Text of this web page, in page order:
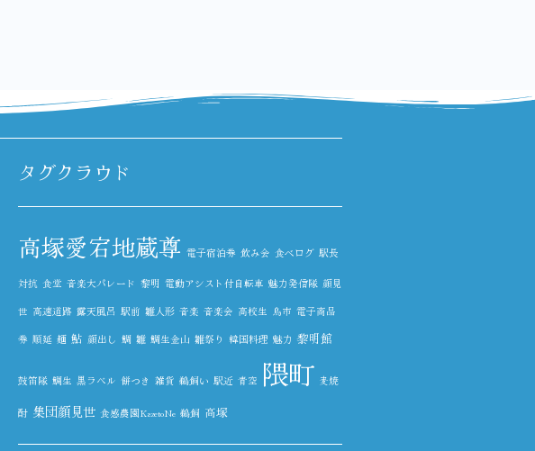
タグクラウド
高塚愛宕地蔵尊 電子宿泊券 飲み会 食べログ 駅長
対抗 食堂 音楽大パレード 黎明 電動アシスト付自転車 魅力発信隊 顔見
世 高速道路 露天風呂 駅前 雛人形 音楽 音楽会 高校生 鳥市 電子商品
券 順延 麺 鮎 顔出し 鯛 雛 鯛生金山 雛祭り 韓国料理 魅力 黎明館
鼓笛隊 鯛生 黒ラベル 餅つき 雑貨 鵜飼い 駅近 青空 隈町 麦焼
酎 集団顔見世 食感農園KazetoNe 鵜飼 高塚